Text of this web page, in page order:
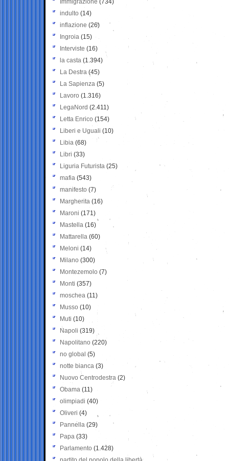
Immigrazione (734)
indulto (14)
inflazione (26)
Ingroia (15)
Interviste (16)
la casta (1.394)
La Destra (45)
La Sapienza (5)
Lavoro (1.316)
LegaNord (2.411)
Letta Enrico (154)
Liberi e Uguali (10)
Libia (68)
Libri (33)
Liguria Futurista (25)
mafia (543)
manifesto (7)
Margherita (16)
Maroni (171)
Mastella (16)
Mattarella (60)
Meloni (14)
Milano (300)
Montezemolo (7)
Monti (357)
moschea (11)
Musso (10)
Muti (10)
Napoli (319)
Napolitano (220)
no global (5)
notte bianca (3)
Nuovo Centrodestra (2)
Obama (11)
olimpiadi (40)
Oliveri (4)
Pannella (29)
Papa (33)
Parlamento (1.428)